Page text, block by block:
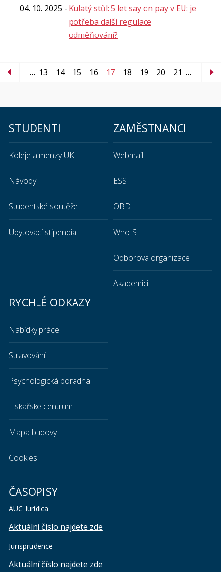
04. 10. 2025
Kulatý stůl: 5 let say on pay v EU: je
potřeba další regulace
odměňování?
… 13 14 15 16 17 18 19 20 21 …
STUDENTI
Koleje a menzy UK
Návody
Studentské soutěže
Ubytovací stipendia
ZAMĚSTNANCI
Webmail
ESS
OBD
WhoIS
Odborová organizace
Akademici
RYCHLÉ ODKAZY
Nabídky práce
Stravování
Psychologická poradna
Tiskařské centrum
Mapa budovy
Cookies
ČASOPISY
AUC Iuridica
Aktuální číslo najdete zde
Jurisprudence
Aktuální číslo najdete zde